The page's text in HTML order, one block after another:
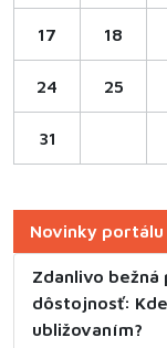
17 18
24 25
31
Novinky portálu
Zdanlivo
dôstojnosť:
ubližovaním?